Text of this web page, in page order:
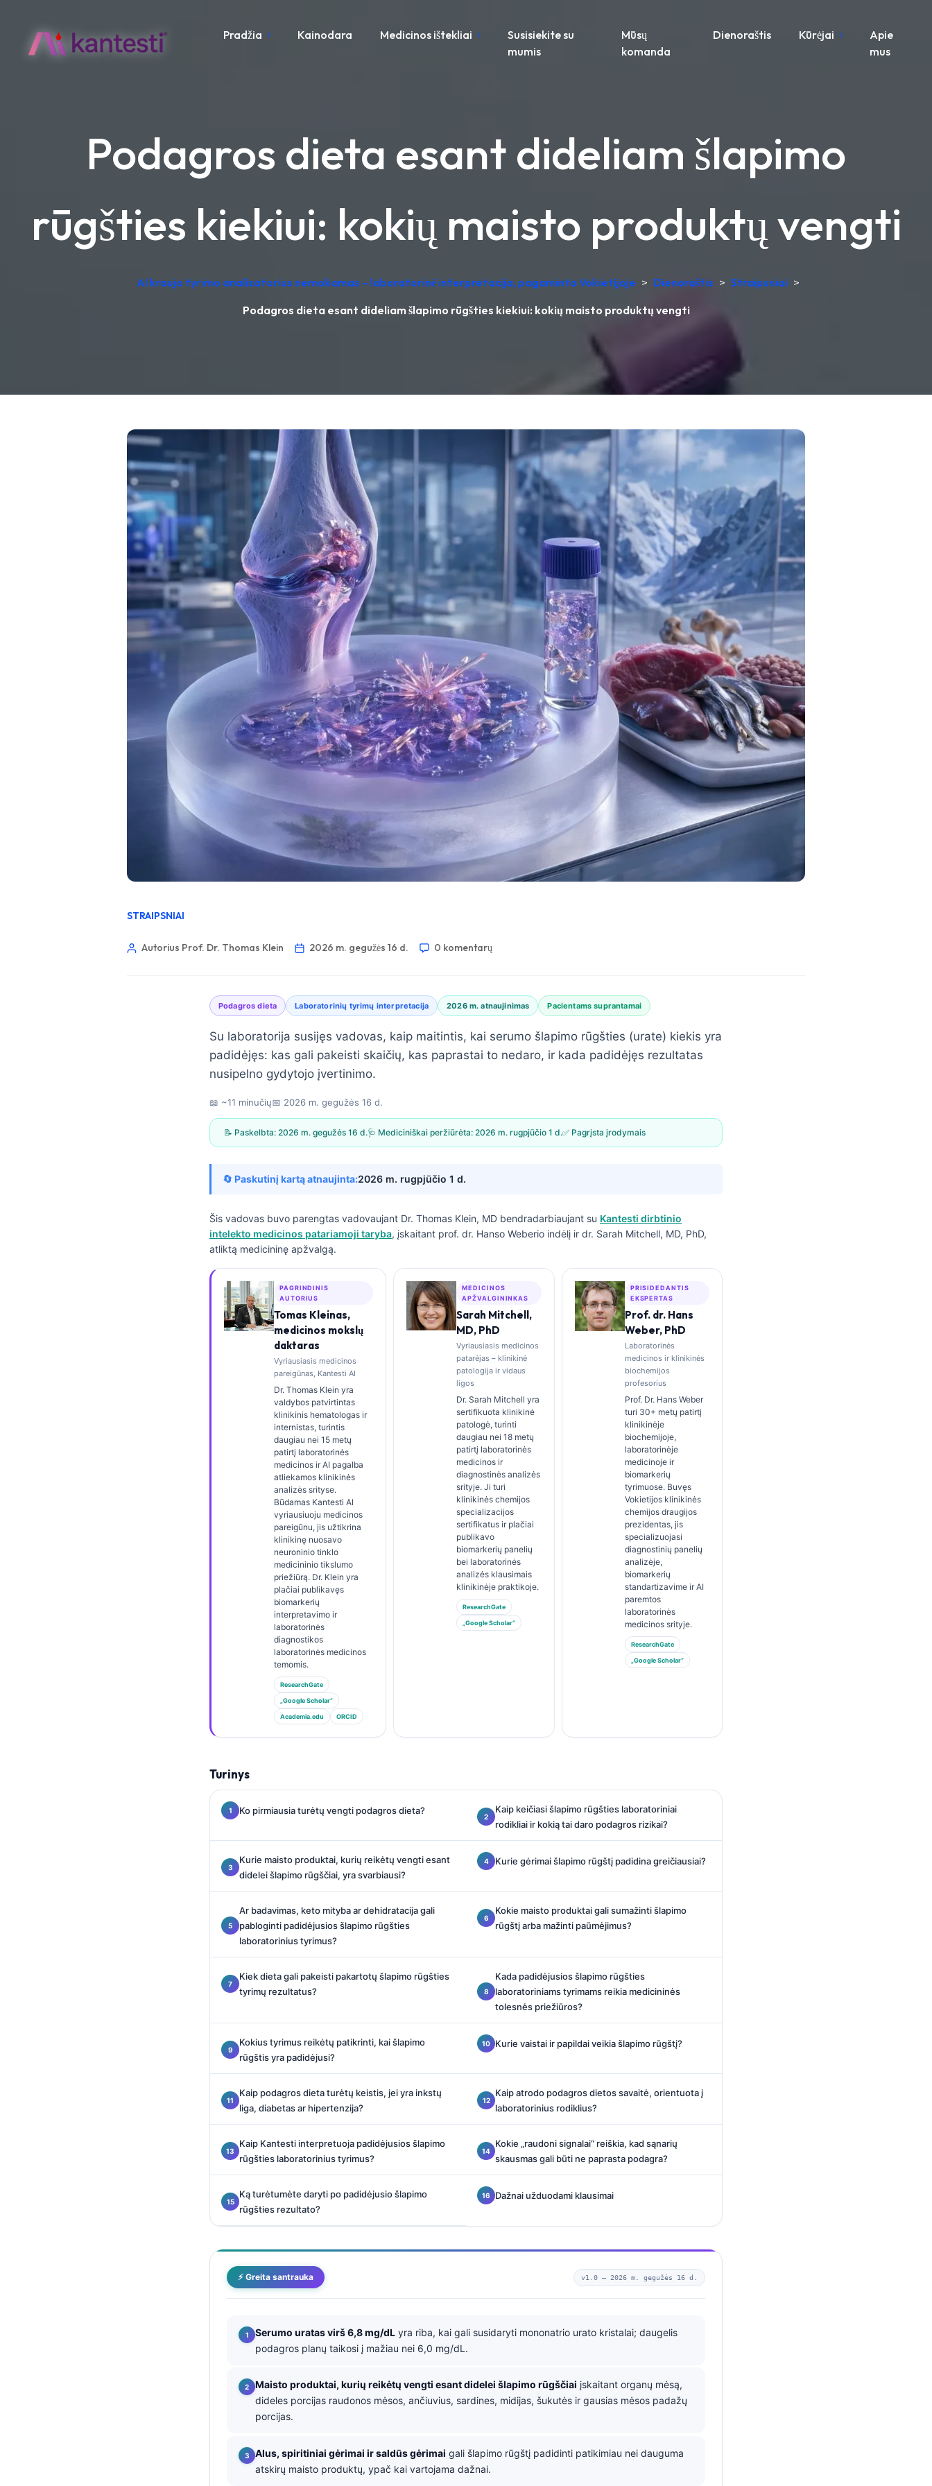
Pradžia Kainodara Medicinos ištekliai
Susisiekite su
mumis
Mūsų
komanda
Dienoraštis Kūrėjai
Apie
mus
Podagros dieta esant dideliam šlapimo
rūgšties kiekiui: kokių maisto produktų vengti
AI kraujo tyrimo analizatorius nemokamas – laboratorinė interpretacija, pagaminta Vokietijoje > Dienoraštis > Straipsniai >
Podagros dieta esant dideliam šlapimo rūgšties kiekiui: kokių maisto produktų vengti
STRAIPSNIAI
Autorius Prof. Dr. Thomas Klein 2026 m. gegužės 16 d. 0 komentarų
Podagros dieta Laboratorinių tyrimų interpretacija 2026 m. atnaujinimas Pacientams suprantamai
Su laboratorija susijęs vadovas, kaip maitintis, kai serumo šlapimo rūgšties (urate) kiekis yra
padidėjęs: kas gali pakeisti skaičių, kas paprastai to nedaro, ir kada padidėjęs rezultatas
nusipelno gydytojo įvertinimo.
📖 ~11 minučių📅 2026 m. gegužės 16 d.
📝 Paskelbta: 2026 m. gegužės 16 d.🩺 Mediciniškai peržiūrėta: 2026 m. rugpjūčio 1 d.✅ Pagrįsta įrodymais
🔄 Paskutinį kartą atnaujinta:2026 m. rugpjūčio 1 d.
Šis vadovas buvo parengtas vadovaujant Dr. Thomas Klein, MD bendradarbiaujant su Kantesti dirbtinio
intelekto medicinos patariamoji taryba, įskaitant prof. dr. Hanso Weberio indėlį ir dr. Sarah Mitchell, MD, PhD,
atliktą medicininę apžvalgą.
PAGRINDINIS
AUTORIUS
Tomas Kleinas,
medicinos mokslų
daktaras
Vyriausiasis medicinos
pareigūnas, Kantesti AI
Dr. Thomas Klein yra
valdybos patvirtintas
klinikinis hematologas ir
internistas, turintis
daugiau nei 15 metų
patirtį laboratorinės
medicinos ir AI pagalba
atliekamos klinikinės
analizės srityse.
Būdamas Kantesti AI
vyriausiuoju medicinos
pareigūnu, jis užtikrina
klinikinę nuosavo
neuroninio tinklo
medicininio tikslumo
priežiūrą. Dr. Klein yra
plačiai publikavęs
biomarkerių
interpretavimo ir
laboratorinės
diagnostikos
laboratorinės medicinos
temomis.
ResearchGate
„Google Scholar“
Academia.edu ORCID
MEDICINOS
APŽVALGININKAS
Sarah Mitchell,
MD, PhD
Vyriausiasis medicinos
patarėjas – klinikinė
patologija ir vidaus
ligos
Dr. Sarah Mitchell yra
sertifikuota klinikinė
patologė, turinti
daugiau nei 18 metų
patirtį laboratorinės
medicinos ir
diagnostinės analizės
srityje. Ji turi
klinikinės chemijos
specializacijos
sertifikatus ir plačiai
publikavo
biomarkerių panelių
bei laboratorinės
analizės klausimais
klinikinėje praktikoje.
ResearchGate
„Google Scholar“
PRISIDEDANTIS
EKSPERTAS
Prof. dr. Hans
Weber, PhD
Laboratorinės
medicinos ir klinikinės
biochemijos
profesorius
Prof. Dr. Hans Weber
turi 30+ metų patirtį
klinikinėje
biochemijoje,
laboratorinėje
medicinoje ir
biomarkerių
tyrimuose. Buvęs
Vokietijos klinikinės
chemijos draugijos
prezidentas, jis
specializuojasi
diagnostinių panelių
analizėje,
biomarkerių
standartizavime ir AI
paremtos
laboratorinės
medicinos srityje.
ResearchGate
„Google Scholar“
Turinys
Ko pirmiausia turėtų vengti podagros dieta?
Kaip keičiasi šlapimo rūgšties laboratoriniai
rodikliai ir kokią tai daro podagros rizikai?
Kurie maisto produktai, kurių reikėtų vengti esant
didelei šlapimo rūgščiai, yra svarbiausi?
Kurie gėrimai šlapimo rūgštį padidina greičiausiai?
Ar badavimas, keto mityba ar dehidratacija gali
pabloginti padidėjusios šlapimo rūgšties
laboratorinius tyrimus?
Kokie maisto produktai gali sumažinti šlapimo
rūgštį arba mažinti paūmėjimus?
Kiek dieta gali pakeisti pakartotų šlapimo rūgšties
tyrimų rezultatus?
Kada padidėjusios šlapimo rūgšties
laboratoriniams tyrimams reikia medicininės
tolesnės priežiūros?
Kokius tyrimus reikėtų patikrinti, kai šlapimo
rūgštis yra padidėjusi?
Kurie vaistai ir papildai veikia šlapimo rūgštį?
Kaip podagros dieta turėtų keistis, jei yra inkstų
liga, diabetas ar hipertenzija?
Kaip atrodo podagros dietos savaitė, orientuota į
laboratorinius rodiklius?
Kaip Kantesti interpretuoja padidėjusios šlapimo
rūgšties laboratorinius tyrimus?
Kokie „raudoni signalai“ reiškia, kad sąnarių
skausmas gali būti ne paprasta podagra?
Ką turėtumėte daryti po padidėjusio šlapimo
rūgšties rezultato?
Dažnai užduodami klausimai
⚡ Greita santrauka v1.0 — 2026 m. gegužės 16 d.
Serumo uratas virš 6,8 mg/dL yra riba, kai gali susidaryti mononatrio urato kristalai; daugelis
podagros planų taikosi į mažiau nei 6,0 mg/dL.
Maisto produktai, kurių reikėtų vengti esant didelei šlapimo rūgščiai įskaitant organų mėsą,
dideles porcijas raudonos mėsos, ančiuvius, sardines, midijas, šukutės ir gausias mėsos padažų
porcijas.
Alus, spiritiniai gėrimai ir saldūs gėrimai gali šlapimo rūgštį padidinti patikimiau nei dauguma
atskirų maisto produktų, ypač kai vartojama dažnai.